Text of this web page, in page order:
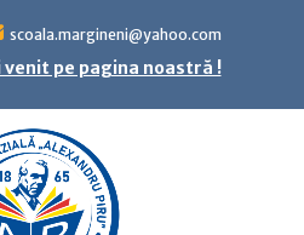
scoala.margineni@yahoo.com
venit pe pagina noastră !